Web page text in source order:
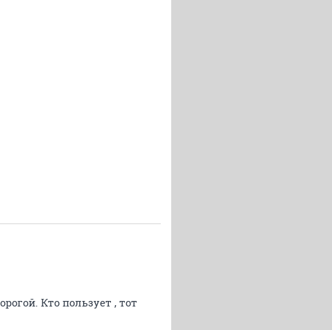
Кто пользует , тот